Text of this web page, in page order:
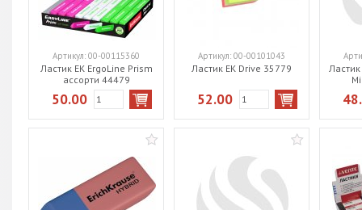
Ластик EK ErgoLine Prism
ассорти 44479
Артикул: 00-00115360
50.00
Ластик EK Drive 35779
Артикул: 00-00101043
52.00